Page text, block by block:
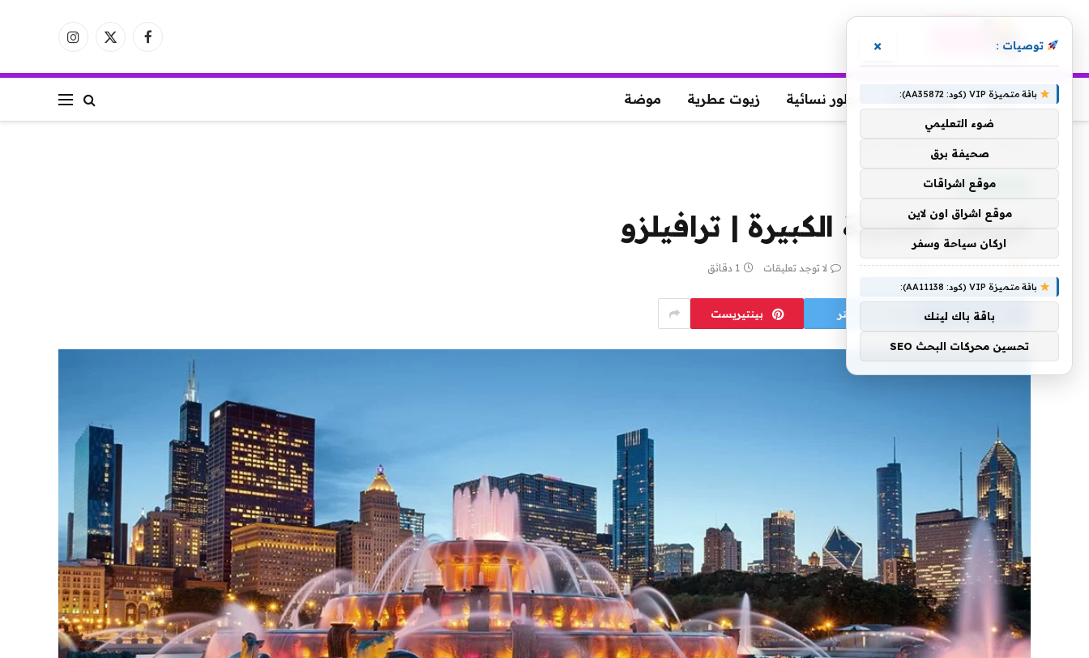
فيسبوكX
الانستغرام
عطور عطور رجالية عطور نسائية زيوت عطرية موضة
عروض المدينة الكبيرة | ترافيلزو
منتجات منوعة
عروض المدينة الكبيرة | ترافيلزو
بواسطة yaraa 23 أبريل، 2024 لا توجد تعليقات 1 دقائق
فيسبوك تويتر بينتيريست
توصيات : ×
باقة متميزة VIP (كود: AA35872):
ضوء التعليمي
صحيفة برق
موقع اشراقات
موقع اشراق اون لاين
اركان سياحة وسفر
باقة متميزة VIP (كود: AA11138):
باقة باك لينك
تحسين محركات البحث SEO